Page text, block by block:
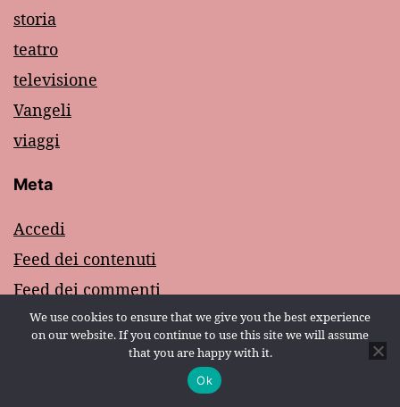
storia
teatro
televisione
Vangeli
viaggi
Meta
Accedi
Feed dei contenuti
Feed dei commenti
WordPress.org
We use cookies to ensure that we give you the best experience
on our website. If you continue to use this site we will assume
that you are happy with it.
Ok